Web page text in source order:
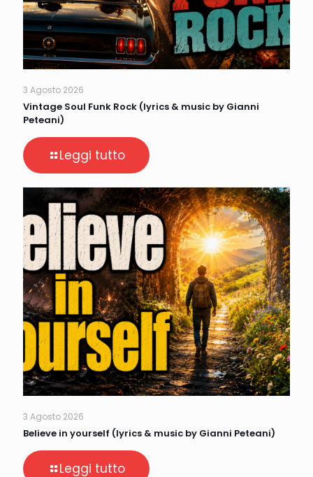
3 Agosto 2026
Vintage Soul Funk Rock (lyrics & music by Gianni
Peteani)
Leggi tutto
3 Agosto 2026
Believe in yourself (lyrics & music by Gianni Peteani)
Leggi tutto